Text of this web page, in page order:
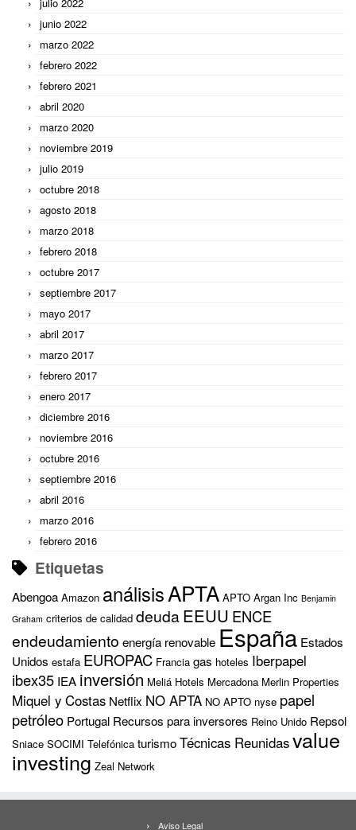
junio 2022
marzo 2022
febrero 2022
febrero 2021
abril 2020
marzo 2020
noviembre 2019
julio 2019
octubre 2018
agosto 2018
marzo 2018
febrero 2018
octubre 2017
septiembre 2017
mayo 2017
abril 2017
marzo 2017
febrero 2017
enero 2017
diciembre 2016
noviembre 2016
octubre 2016
septiembre 2016
abril 2016
marzo 2016
febrero 2016
Etiquetas
Abengoa Amazon análisisAPTA APTO Argan Inc Benjamin
Graham criterios de calidad deudaEEUU ENCE
endeudamiento energía renovable España Estados
Unidos estafa EUROPAC Francia gas hoteles Iberpapel
ibex35 IEA inversión Meliá Hotels Mercadona Merlin Properties
Miquel y Costas Netflix NO APTA NO APTO nyse papel
petróleo Portugal Recursos para inversores Reino Unido Repsol
Sniace SOCIMI Telefónica turismoTécnicas Reunidasvalue
investing Zeal Network
Aviso Legal